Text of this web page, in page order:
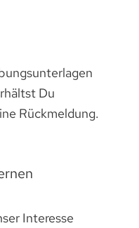
Du
Rückmeldung.
Interesse